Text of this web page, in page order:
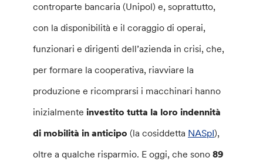
controparte bancaria (Unipol) e, soprattutto,
con la disponibilità e il coraggio di operai,
funzionari e dirigenti dell’azienda in crisi, che,
per formare la cooperativa, riavviare la
produzione e ricomprarsi i macchinari hanno
inizialmente investito tutta la loro indennità
di mobilità in anticipo (la cosiddetta NASpI),
oltre a qualche risparmio. E oggi, che sono89